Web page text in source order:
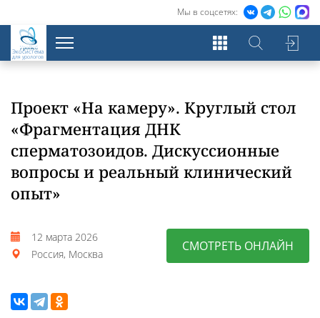
Мы в соцсетях:
Экосистема
для урологов
Проект «На камеру». Круглый стол
«Фрагментация ДНК
сперматозоидов. Дискуссионные
вопросы и реальный клинический
опыт»
12 марта 2026
Россия, Москва
СМОТРЕТЬ ОНЛАЙН